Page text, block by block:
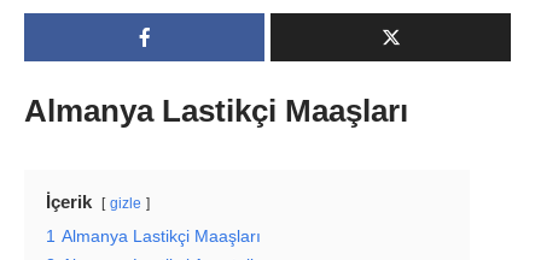
Almanya Lastikçi Maaşları
İçerik gizle
1 Almanya Lastikçi Maaşları